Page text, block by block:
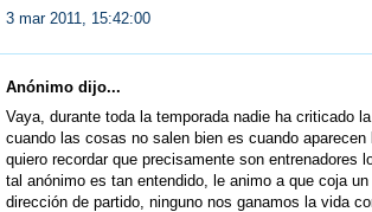
3 mar 2011, 15:42:00
Anónimo dijo...
Vaya, durante toda la temporada nadie ha criticado
cuando las cosas no salen bien es cuando aparecen
quiero recordar que precisamente son entrenadores
tal anónimo es tan entendido, le animo a que coja
dirección de partido, ninguno nos ganamos la vida